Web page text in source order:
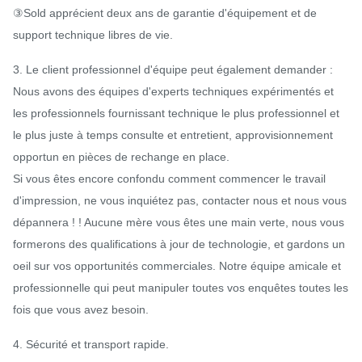
③Sold apprécient deux ans de garantie d'équipement et de
support technique libres de vie.
3. Le client professionnel d'équipe peut également demander :
Nous avons des équipes d'experts techniques expérimentés et
les professionnels fournissant technique le plus professionnel et
le plus juste à temps consulte et entretient, approvisionnement
opportun en pièces de rechange en place.
Si vous êtes encore confondu comment commencer le travail
d'impression, ne vous inquiétez pas, contacter nous et nous vous
dépannera ! ! Aucune mère vous êtes une main verte, nous vous
formerons des qualifications à jour de technologie, et gardons un
oeil sur vos opportunités commerciales. Notre équipe amicale et
professionnelle qui peut manipuler toutes vos enquêtes toutes les
fois que vous avez besoin.
4. Sécurité et transport rapide.